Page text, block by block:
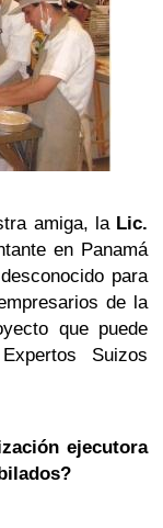
amiga, la Lic.
en Panamá
para
de la
que puede
Suizos
ejecutora